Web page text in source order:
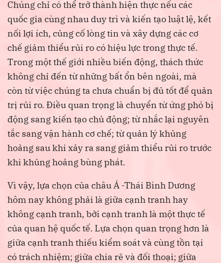
Chúng chỉ có thể trở thành hiện thực nếu các
quốc gia cùng nhau duy trì và kiến tạo luật lệ, kết
nối lợi ích, củng cố lòng tin và xây dựng các cơ
chế giảm thiểu rủi ro có hiệu lực trong thực tế.
Trong một thế giới nhiều biến động, thách thức
không chỉ đến từ những bất ổn bên ngoài, mà
còn từ việc chúng ta chưa chuẩn bị đủ tốt để quản
trị rủi ro. Điều quan trọng là chuyển từ ứng phó bị
động sang kiến tạo chủ động; từ nhắc lại nguyên
tắc sang vận hành cơ chế; từ quản lý khủng
hoảng sau khi xảy ra sang giảm thiểu rủi ro trước
khi khủng hoảng bùng phát.
Vì vậy, lựa chọn của châu Á -Thái Bình Dương
hôm nay không phải là giữa cạnh tranh hay
không cạnh tranh, bởi cạnh tranh là một thực tế
của quan hệ quốc tế. Lựa chọn quan trọng hơn là
giữa cạnh tranh thiếu kiểm soát và cùng tồn tại
có trách nhiệm; giữa chia rẽ và đối thoại; giữa